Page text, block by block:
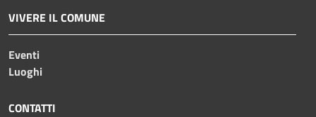
VIVERE IL COMUNE
Eventi
Luoghi
CONTATTI